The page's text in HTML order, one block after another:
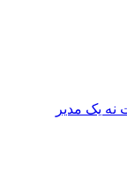
یک مدیر